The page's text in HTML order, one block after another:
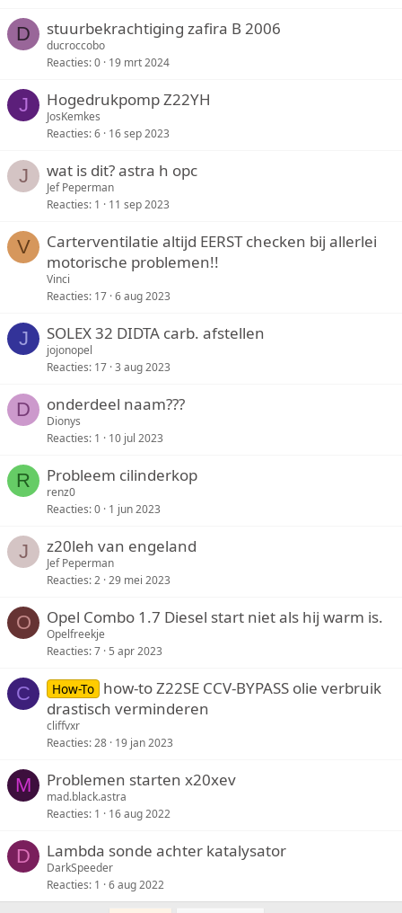
D stuurbekrachtiging zafira B 2006
ducroccobo
Reacties 0 19 mrt 2024
J Hogedrukpomp Z22YH
JosKemkes
Reacties 6 16 sep 2023
J wat is dit? astra h opc
Jef Peperman
Reacties 1 11 sep 2023
V
Carterventilatie altijd EERST checken bij allerlei
motorische problemen!!
Vinci
Reacties 17 6 aug 2023
J SOLEX 32 DIDTA carb. afstellen
jojonopel
Reacties 17 3 aug 2023
D onderdeel naam???
Dionys
Reacties 1 10 jul 2023
R Probleem cilinderkop
renz0
Reacties 0 1 jun 2023
J z20leh van engeland
Jef Peperman
Reacties 2 29 mei 2023
O Opel Combo 1.7 Diesel start niet als hij warm is.
Opelfreekje
Reacties 7 5 apr 2023
C How-To how-to Z22SE CCV-BYPASS olie verbruik
drastisch verminderen
cliffvxr
Reacties 28 19 jan 2023
M Problemen starten x20xev
mad.black.astra
Reacties 1 16 aug 2022
D Lambda sonde achter katalysator
DarkSpeeder
Reacties 1 6 aug 2022